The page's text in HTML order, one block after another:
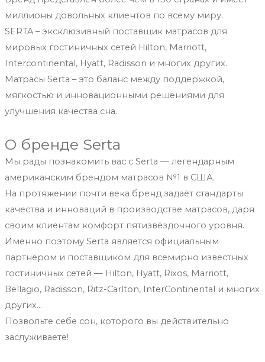
миллионы довольных клиентов по всему миру.
SERTA – эксклюзивный поставщик матрасов для
мировых гостиничных сетей Hilton, Marriott,
Intercontinental, Hyatt, Radisson и многих других.
Матрасы Serta – это баланс между поддержкой,
мягкостью и инновационными решениями для
улучшения качества сна.
О бренде Serta
Мы рады познакомить вас с Serta — легендарным
американским брендом матрасов №1 в США.
На протяжении почти века бренд задаёт стандарты
качества и инноваций в производстве матрасов, даря
своим клиентам комфорт пятизвёздочного уровня.
Именно поэтому Serta является официальным
партнёром и поставщиком для всемирно известных
гостиничных сетей — Hilton, Hyatt, Rixos, Marriott,
Bellagio, Radisson, Ritz-Carlton, InterContinental и многих
других…
Позвольте себе сон, которого вы действительно
заслуживаете!